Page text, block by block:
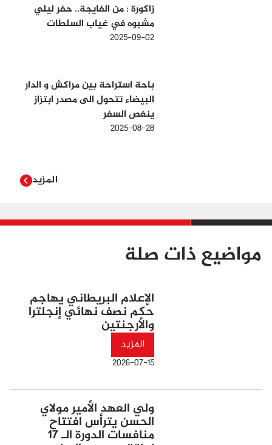
زاكورة : من الفايجة.. حفر ليلي
مشبوه في غياب السلطات
2025-09-02
باحة استراحة بين مراكش و الدار
البيضاء تتحول الى مصدر ابتزاز
ينغص السفر
2025-08-28
المزيد
مواضيع ذات صلة
الإعلام البريطاني يهاجم
حكم نصف نهائي إنجلترا
والأرجنتين
المزيد
2026-07-15
ولي العهد الأمير مولاي
الحسن يترأس افتتاح
منافسات الدورة الـ 17